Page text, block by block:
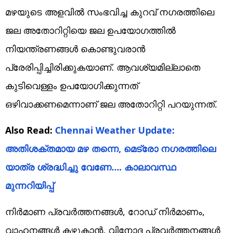
മഴയുടെ അളവില്‍ സംഭവിച്ച കുറവ് നഗരത്തിലെ
ജല അതോറിറ്റിയെ ജല ഉപയോഗത്തില്‍
നിയന്ത്രണങ്ങള്‍ കൊണ്ടുവരാന്‍
പ്രേരിപ്പിച്ചിരിക്കുകയാണ്. ആവശ്യമില്ലാതെ
കുടിവെള്ളം ഉപയോഗിക്കുന്നത്
ഒഴിവാക്കണമെന്നാണ് ജല അതോറിറ്റി പറയുന്നത്.
Also Read: Chennai Weather Update:
അതിശക്തമായ മഴ തന്നെ, മെട്രോ നഗരത്തിലെ
യാത്ര ശ്രദ്ധിച്ചു വേണേ…. കാലാവസ്ഥ
മുന്നറിയിപ്പ്
നിര്‍മാണ പ്രവര്‍ത്തനങ്ങള്‍, റോഡ് നിര്‍മാണം,
വാഹനങ്ങള്‍ കഴുകാന്‍, വിനോദ പ്രവര്‍ത്തനങ്ങള്‍